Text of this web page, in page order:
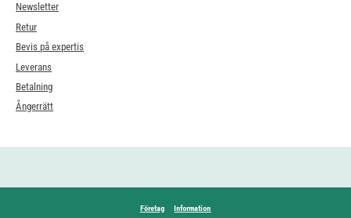
Newsletter
Retur
Bevis på expertis
Leverans
Betalning
Ångerrätt
Företag Information